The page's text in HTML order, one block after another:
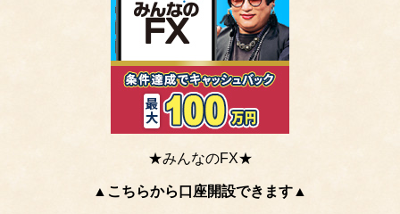
★みんなのFX★
▲こちらから口座開設できます▲